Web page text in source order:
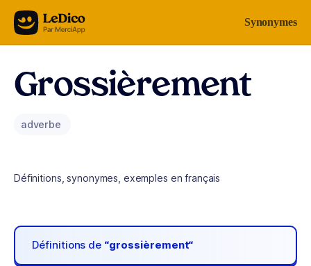
Aller au contenu Synonymes
Grossièrement
adverbe
Définitions, synonymes, exemples en français
Définitions de “grossièrement“